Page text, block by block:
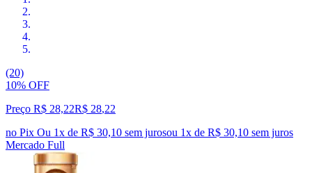
(20)
10% OFF
Preço R$ 28,22R$ 28,22
no Pix Ou 1x de R$ 30,10 sem jurosou 1x de R$ 30,10 sem juros
Mercado Full